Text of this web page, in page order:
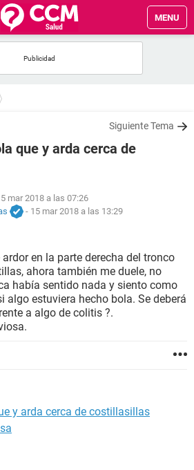
MENU
Siguiente Tema
que y arda cerca de
mar 2018 a las 07:26
- 15 mar 2018 a las 13:29
en la parte derecha del tronco
ahora también me duele, no
había sentido nada y siento como
algo estuviera hecho bola. Se deberá
a algo de colitis ?.
y arda cerca de costillasillas